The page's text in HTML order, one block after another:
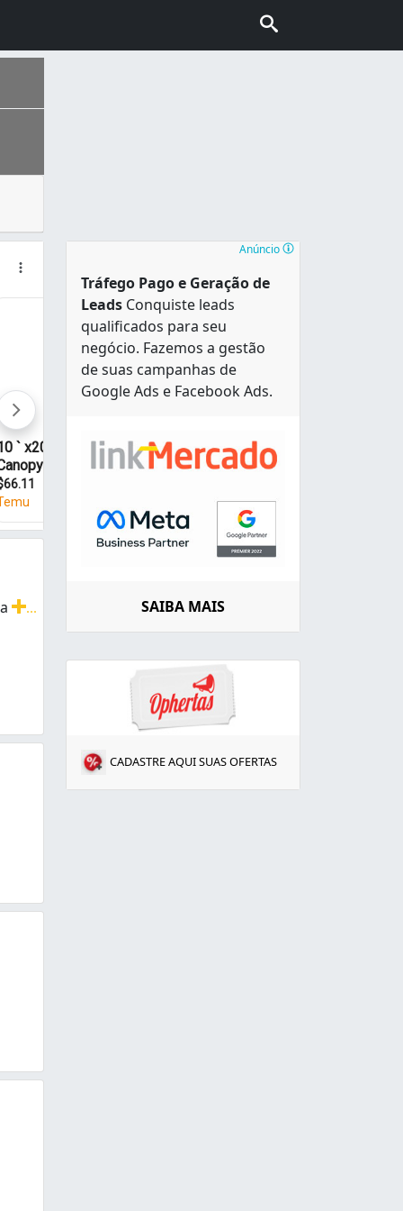
. Constituiu-se a partir da chegada de casais
Física e Jurídica.
Anúncio
Tráfego Pago e Geração de
Leads Conquiste leads
qualificados para seu
negócio. Fazemos a gestão
de suas campanhas de
Google Ads e Facebook Ads.
SAIBA MAIS
CADASTRE AQUI SUAS OFERTAS